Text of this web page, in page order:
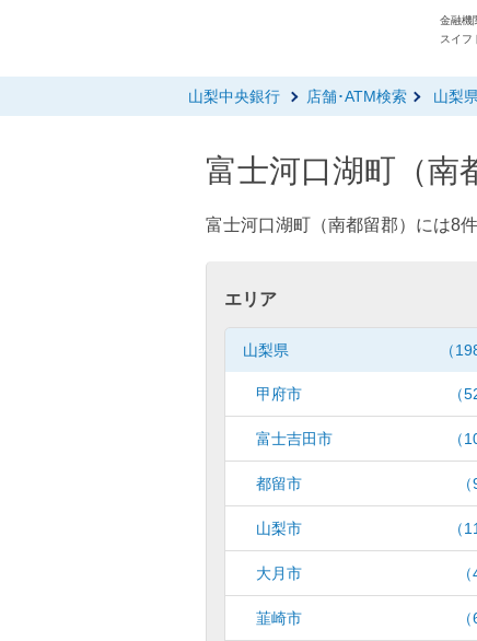
金融機
スイフ
山梨中央銀行 店舗･ATM検索 山梨県
富士河口湖町（南
富士河口湖町（南都留郡）には8
エリア
山梨県 （
甲府市 （
富士吉田市 （
都留市
山梨市 （
大月市
韮崎市